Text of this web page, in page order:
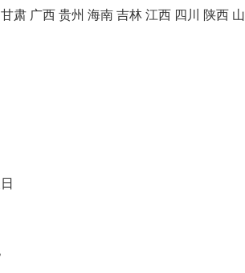
甘肃 广西 贵州 海南 吉林 江西 四川 陕西